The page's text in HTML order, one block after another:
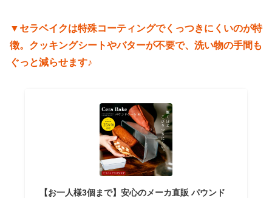
▼セラベイクは特殊コーティングでくっつきにくいのが特
徴。クッキングシートやバターが不要で、洗い物の手間も
ぐっと減らせます♪
【お一人様3個まで】安心のメーカ直販 パウンド